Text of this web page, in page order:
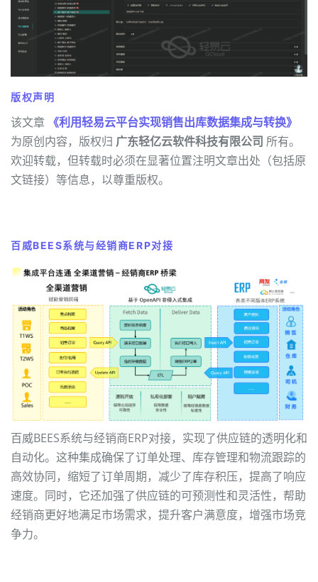
版权声明
该文章 《利用轻易云平台实现销售出库数据集成与转换》
为原创内容，版权归 广东轻亿云软件科技有限公司 所有。
欢迎转载，但转载时必须在显著位置注明文章出处（包括原
文链接）等信息，以尊重版权。
百威BEES系统与经销商ERP对接
百威BEES系统与经销商ERP对接，实现了供应链的透明化和
自动化。这种集成确保了订单处理、库存管理和物流跟踪的
高效协同，缩短了订单周期，减少了库存积压，提高了响应
速度。同时，它还加强了供应链的可预测性和灵活性，帮助
经销商更好地满足市场需求，提升客户满意度，增强市场竞
争力。